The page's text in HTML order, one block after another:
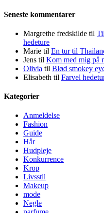
Seneste kommentarer
Margrethe fredskilde til
hedeture
Marie til En tur til
Jens til Kom med mig på
Olivia til Blød smokey
Elisabeth til Farvel
Kategorier
Anmeldelse
Fashion
Guide
Hår
Hudpleje
Konkurrence
Krop
Livsstil
Makeup
mode
Negle